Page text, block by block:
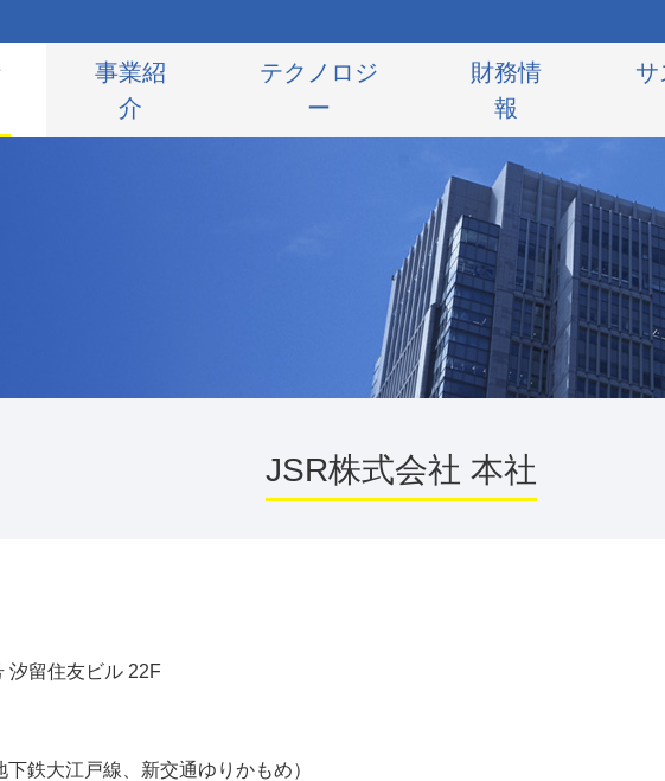
事業紹
介
テクノロジ
ー
財務情
報
サ
JSR株式会社 本社
汐留住友ビル 22F
下鉄大江戸線、新交通ゆりかもめ）